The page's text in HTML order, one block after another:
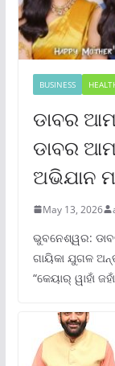
BUSINESS
ଡାବର
ଡାବର
ଅଭିଯାନ
May 13, 2026
ଭୁବନେଶ୍ୱର:
ଗାୟିକା ଯୁଗଳ
“କେୟାର୍ ୱାହାଁ